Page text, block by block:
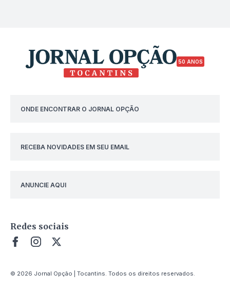
50 ANOS
ONDE ENCONTRAR O JORNAL OPÇÃO
RECEBA NOVIDADES EM SEU EMAIL
ANUNCIE AQUI
Redes sociais
© 2026 Jornal Opção | Tocantins. Todos os direitos reservados.